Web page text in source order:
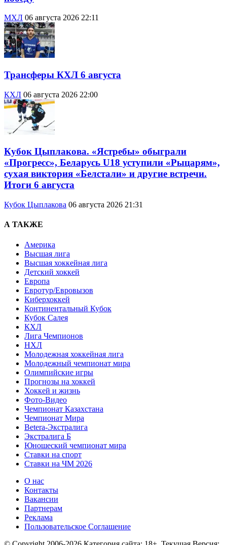
МХЛ 06 августа 2026 22:11
Трансферы КХЛ 6 августа
КХЛ 06 августа 2026 22:00
Кубок Цыплакова. «Ястребы» обыграли
«Прогресс», Беларусь U18 уступили «Рыцарям»,
сухая виктория «Белстали» и другие встречи.
Итоги 6 августа
Кубок Цыплакова 06 августа 2026 21:31
А ТАКЖЕ
Америка
Высшая лига
Высшая хоккейная лига
Детский хоккей
Европа
Евротур/Евровызов
Киберхоккей
Континентальный Кубок
Кубок Салея
КХЛ
Лига Чемпионов
НХЛ
Молодежная хоккейная лига
Молодежный чемпионат мира
Олимпийские игры
Прогнозы на хоккей
Хоккей и жизнь
Фото-Видео
Чемпионат Казахстана
Чемпионат Мира
Betera-Экстралига
Экстралига Б
Юношеский чемпионат мира
Ставки на спорт
Ставки на ЧМ 2026
О нас
Контакты
Вакансии
Партнерам
Реклама
Пользовательское Соглашение